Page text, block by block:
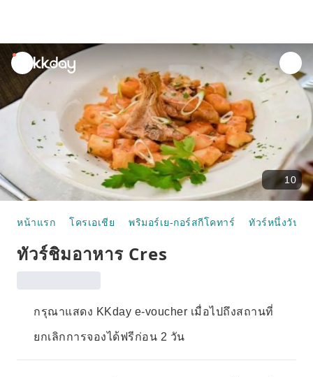
unread
notifications
10
หน้าแรก โครเอเชีย พริมอร์เย-กอร์สกีโคทาร์ ทัวร์หนึ่งวัน
ทัวร์ชิมอาหาร Cres
กรุณาแสดง KKday e-voucher เมื่อไปถึงสถานที่
ยกเลิกการจองได้ฟรีก่อน 2 วัน